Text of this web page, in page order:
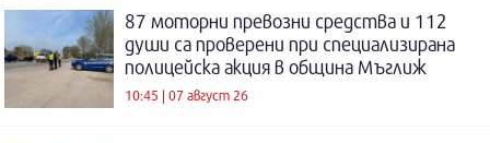
87 моторни превозни средства и 112
души са проверени при специализирана
полицейска акция в община Мъглиж
10:45 | 07 август 26